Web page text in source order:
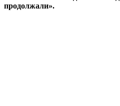
продолжали».